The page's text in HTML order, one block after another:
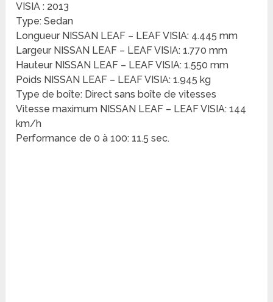
VISIA : 2013
Type: Sedan
Longueur NISSAN LEAF – LEAF VISIA: 4.445 mm
Largeur NISSAN LEAF – LEAF VISIA: 1.770 mm
Hauteur NISSAN LEAF – LEAF VISIA: 1.550 mm
Poids NISSAN LEAF – LEAF VISIA: 1.945 kg
Type de boîte: Direct sans boîte de vitesses
Vitesse maximum NISSAN LEAF – LEAF VISIA: 144
km/h
Performance de 0 à 100: 11.5 sec.